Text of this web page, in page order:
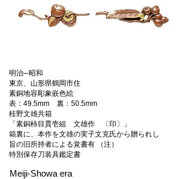
明治─昭和
東京、山形県鶴岡市住
素銅地容彫象嵌色絵
表：49.5mm 裏：50.5mm
桂野文雄共箱
「素銅柿目貫壱組 文雄作 〔印〕」
箱裏に、本作を文雄の実子文克氏から贈られし
旨の旧所持者による覚書有 （注）
特別保存刀装具鑑定書
Meiji-Showa era